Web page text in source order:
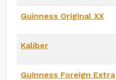
Guinness Original XX
Kaliber
Guinness Foreign Extra